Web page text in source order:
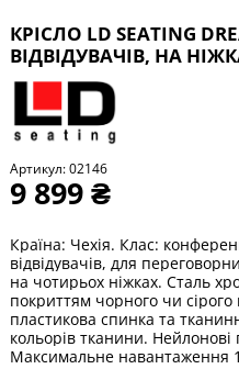
КРІСЛО LD SEATING
ВІДВІДУВАЧІВ, НА
Артикул:02146
9 899 ₴
Країна: Чехія. Клас:
відвідувачів, для
на чотирьох ніжках. Сталь
покриттям чорного чи сірого
пластикова спинка та
кольорів тканини.
Максимальне навантаження